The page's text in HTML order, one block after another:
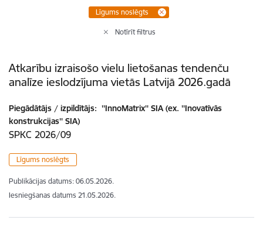
Līgums noslēgts
Notīrīt filtrus
Atkarību izraisošo vielu lietošanas tendenču
analīze ieslodzījuma vietās Latvijā 2026.gadā
Piegādātājs / izpildītājs: ''InnoMatrix'' SIA (ex. ''Inovatīvās
konstrukcijas'' SIA)
SPKC 2026/09
Līgums noslēgts
Publikācijas datums: 06.05.2026.
Iesniegšanas datums 21.05.2026.